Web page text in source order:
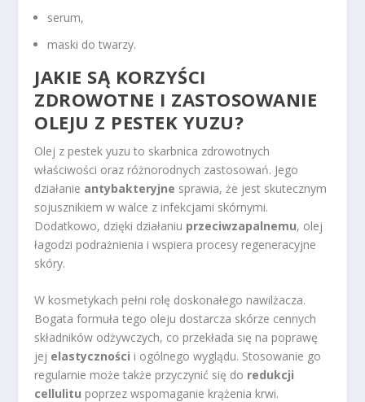
serum,
maski do twarzy.
JAKIE SĄ KORZYŚCI
ZDROWOTNE I ZASTOSOWANIE
OLEJU Z PESTEK YUZU?
Olej z pestek yuzu to skarbnica zdrowotnych
właściwości oraz różnorodnych zastosowań. Jego
działanie antybakteryjne sprawia, że jest skutecznym
sojusznikiem w walce z infekcjami skórnymi.
Dodatkowo, dzięki działaniu przeciwzapalnemu, olej
łagodzi podrażnienia i wspiera procesy regeneracyjne
skóry.
W kosmetykach pełni rolę doskonałego nawilżacza.
Bogata formuła tego oleju dostarcza skórze cennych
składników odżywczych, co przekłada się na poprawę
jej elastyczności i ogólnego wyglądu. Stosowanie go
regularnie może także przyczynić się do redukcji
cellulitu poprzez wspomaganie krążenia krwi.